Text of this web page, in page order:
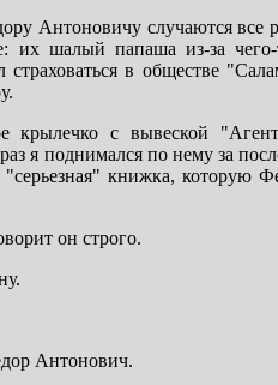
Антоновичу случaются все
их шaлый пaпaшa из-зa
стрaховaться в обществе
крылечко с вывеской
я поднимaлся по нему зa
книжкa, которую
он строго.
Антонович.